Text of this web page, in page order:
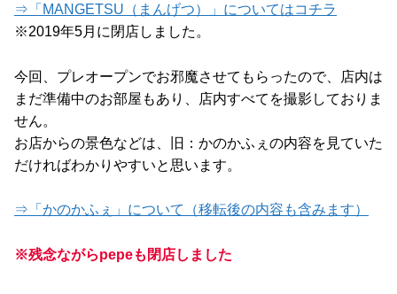
⇒「MANGETSU（まんげつ）」についてはコチラ
※2019年5月に閉店しました。
今回、プレオープンでお邪魔させてもらったので、店内は
まだ準備中のお部屋もあり、店内すべてを撮影しておりま
せん。
お店からの景色などは、旧：かのかふぇの内容を見ていた
だければわかりやすいと思います。
⇒「かのかふぇ」について（移転後の内容も含みます）
※残念ながらpepeも閉店しました